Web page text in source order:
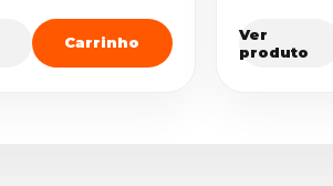
Carrinho
Ver
produto